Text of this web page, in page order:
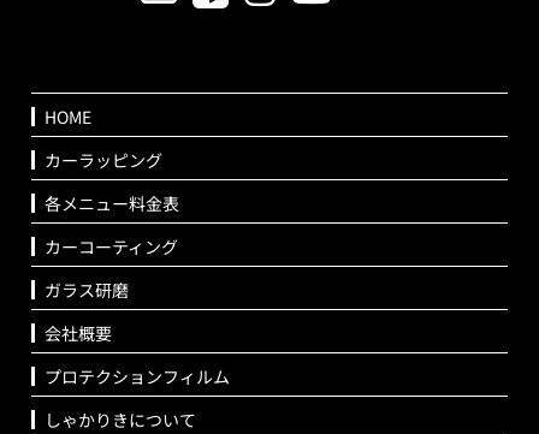
HOME
カーラッピング
各メニュー料金表
カーコーティング
ガラス研磨
会社概要
プロテクションフィルム
しゃかりきについて